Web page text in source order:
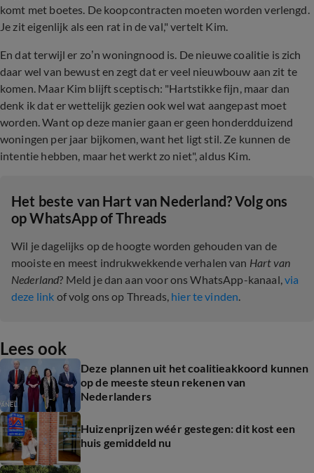
komt met boetes. De koopcontracten moeten worden verlengd.
Je zit eigenlijk als een rat in de val," vertelt Kim.
En dat terwijl er zo’n woningnood is. De nieuwe coalitie is zich
daar wel van bewust en zegt dat er veel nieuwbouw aan zit te
komen. Maar Kim blijft sceptisch: "Hartstikke fijn, maar dan
denk ik dat er wettelijk gezien ook wel wat aangepast moet
worden. Want op deze manier gaan er geen honderdduizend
woningen per jaar bijkomen, want het ligt stil. Ze kunnen de
intentie hebben, maar het werkt zo niet", aldus Kim.
Het beste van Hart van Nederland? Volg ons
op WhatsApp of Threads
Wil je dagelijks op de hoogte worden gehouden van de
mooiste en meest indrukwekkende verhalen van Hart van
Nederland? Meld je dan aan voor ons WhatsApp-kanaal,via
deze link of volg ons op Threads, hier te vinden.
Lees ook
Deze plannen uit het coalitieakkoord kunnen
op de meeste steun rekenen van
Nederlanders
Huizenprijzen wéér gestegen: dit kost een
huis gemiddeld nu